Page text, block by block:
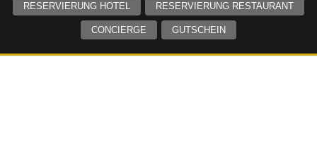
RESERVIERUNG HOTEL RESERVIERUNG RESTAURANT
CONCIERGE GUTSCHEIN